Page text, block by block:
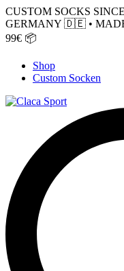
CUSTOM SOCKS
GERMANY 🇩🇪 •
99€ 📦
Shop
Custom Socken